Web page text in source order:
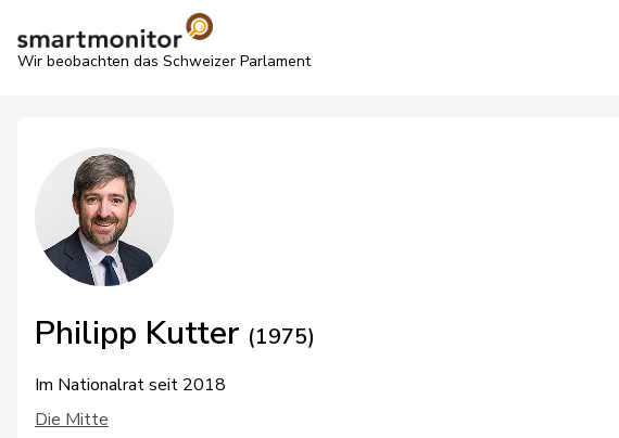
Wir beobachten das Schweizer Parlament
Philipp Kutter (1975)
Im Nationalrat seit 2018
Die Mitte